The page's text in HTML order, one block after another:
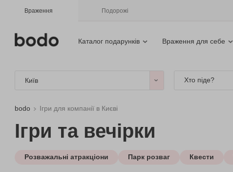
Враження Подорожі
Каталог подарунків Враження для себе
Київ Хто піде?
bodo Ігри для компанії в Києві
Ігри та вечірки
Розважальні атракціони Парк розваг Квести